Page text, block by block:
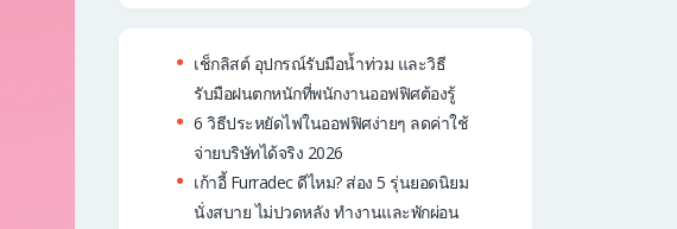
เช็กลิสต์ อุปกรณ์รับมือน้ำท่วม และวิธี
รับมือฝนตกหนักที่พนักงานออฟฟิศต้องรู้
6 วิธีประหยัดไฟในออฟฟิศง่ายๆ ลดค่าใช้
จ่ายบริษัทได้จริง 2026
เก้าอี้ Furradec ดีไหม? ส่อง 5 รุ่นยอดนิยม
นั่งสบาย ไม่ปวดหลัง ทำงานและพักผ่อน